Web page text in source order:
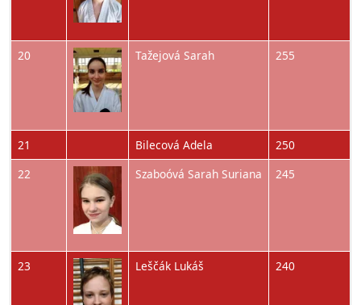
20 Obrázok Tažejová Sarah 255
21 Bilecová Adela
250
22
Obrázok Szaboóvá Sarah Suriana 245
23 Obrázok Leščák Lukáš 240